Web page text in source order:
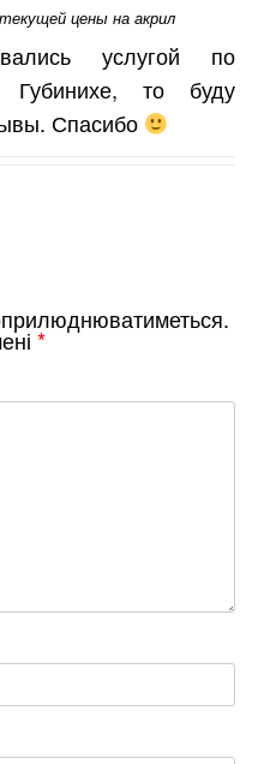
цены на акрил
услугой по
то буду
Спасибо
*